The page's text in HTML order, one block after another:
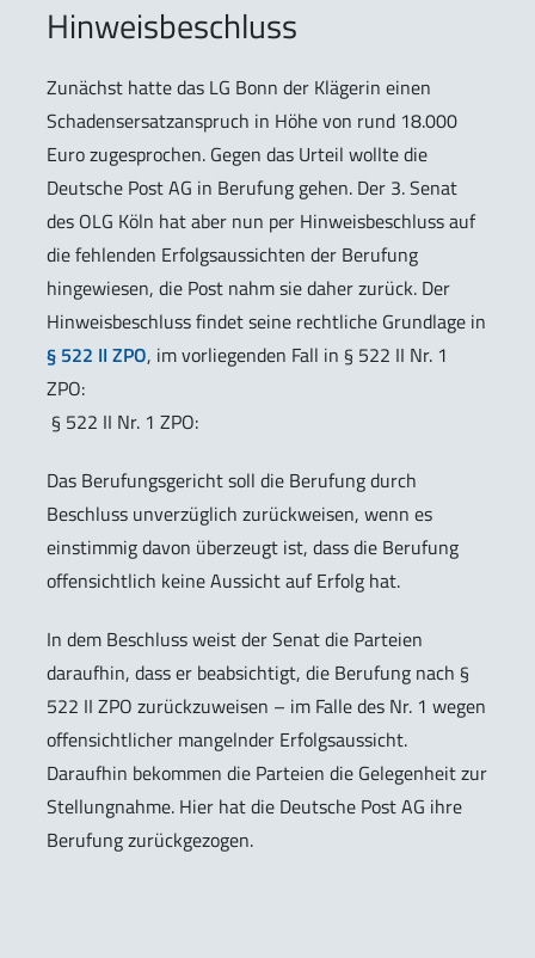
Hinweisbeschluss
Zunächst hatte das LG Bonn der Klägerin einen
Schadensersatzanspruch in Höhe von rund 18.000
Euro zugesprochen. Gegen das Urteil wollte die
Deutsche Post AG in Berufung gehen. Der 3. Senat
des OLG Köln hat aber nun per Hinweisbeschluss auf
die fehlenden Erfolgsaussichten der Berufung
hingewiesen, die Post nahm sie daher zurück. Der
Hinweisbeschluss findet seine rechtliche Grundlage in
§ 522 II ZPO, im vorliegenden Fall in § 522 II Nr. 1
ZPO:
§ 522 II Nr. 1 ZPO:
Das Berufungsgericht soll die Berufung durch
Beschluss unverzüglich zurückweisen, wenn es
einstimmig davon überzeugt ist, dass die Berufung
offensichtlich keine Aussicht auf Erfolg hat.
In dem Beschluss weist der Senat die Parteien
daraufhin, dass er beabsichtigt, die Berufung nach §
522 II ZPO zurückzuweisen – im Falle des Nr. 1 wegen
offensichtlicher mangelnder Erfolgsaussicht.
Daraufhin bekommen die Parteien die Gelegenheit zur
Stellungnahme. Hier hat die Deutsche Post AG ihre
Berufung zurückgezogen.